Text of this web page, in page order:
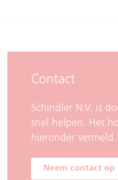
Contact
Schindler N.V. is
snel helpen. Het
​​hieronder vermeld.
Neem contact op